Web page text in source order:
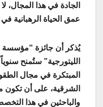
الجادة في هذا المجال،
عمق الحياة الرهبانية في
يُذكر أن جائزة “مؤسسة
الليتورجية” ستُمنح
المبتكرة في مجال
الشرقية، على أن تكون
والباحثين في هذا